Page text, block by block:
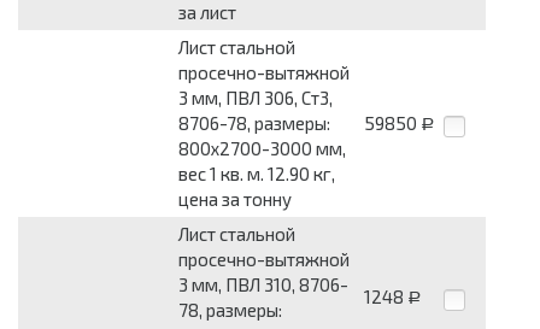
за лист
Лист стальной
просечно-вытяжной
3 мм, ПВЛ 306, Ст3,
8706-78, размеры:
800x2700-3000 мм,
вес 1 кв. м. 12.90 кг,
цена за тонну
59850 Р
Лист стальной
просечно-вытяжной
3 мм, ПВЛ 310, 8706-
78, размеры:
1248 Р